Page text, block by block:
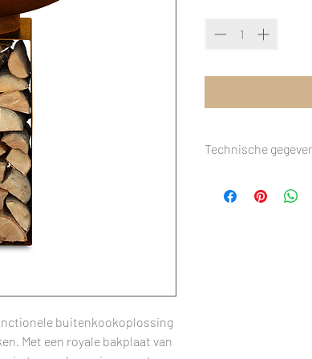
buitenkookoplossing
Met een royale bakplaat van
Technische
AFMETINGEN